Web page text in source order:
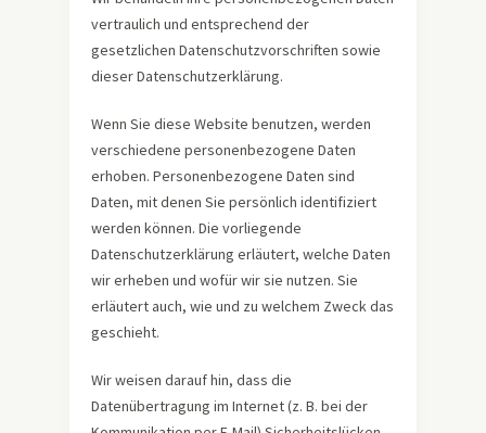
vertraulich und entsprechend der
gesetzlichen Datenschutzvorschriften sowie
dieser Datenschutzerklärung.
Wenn Sie diese Website benutzen, werden
verschiedene personenbezogene Daten
erhoben. Personenbezogene Daten sind
Daten, mit denen Sie persönlich identifiziert
werden können. Die vorliegende
Datenschutzerklärung erläutert, welche Daten
wir erheben und wofür wir sie nutzen. Sie
erläutert auch, wie und zu welchem Zweck das
geschieht.
Wir weisen darauf hin, dass die
Datenübertragung im Internet (z. B. bei der